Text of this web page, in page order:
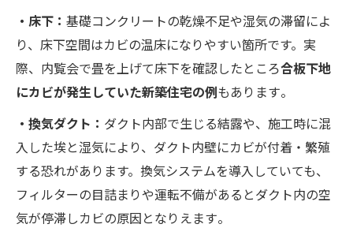
・床下： 基礎コンクリートの乾燥不足や湿気の滞留によ
り、床下空間はカビの温床になりやすい箇所です。実
際、内覧会で畳を上げて床下を確認したところ合板下地
にカビが発生していた新築住宅の例もあります​。
・換気ダクト： ダクト内部で生じる結露や、施工時に混
入した埃と湿気により、ダクト内壁にカビが付着・繁殖
する恐れがあります。換気システムを導入していても、
フィルターの目詰まりや運転不備があるとダクト内の空
気が停滞しカビの原因となりえます​。